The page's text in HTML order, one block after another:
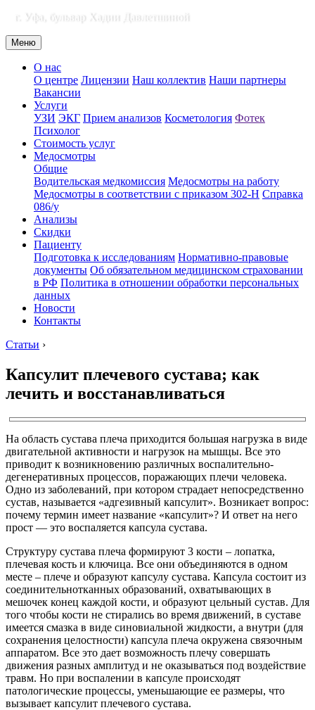
г. Уфа, бульвар Хадии Давлетшиной
Меню
О нас
О центре Лицензии Наш коллектив Наши партнеры
Вакансии
Услуги
УЗИ ЭКГ Прием анализов Косметология Фотек
Психолог
Стоимость услуг
Медосмотры
Общие
Водительская медкомиссия Медосмотры на работу
Медосмотры в соответствии с приказом 302-Н Справка
086/у
Анализы
Скидки
Пациенту
Подготовка к исследованиям Нормативно-правовые
документы Об обязательном медицинском страховании
в РФ Политика в отношении обработки персональных
данных
Новости
Контакты
Статьи ›
Капсулит плечевого сустава; как
лечить и восстанавливаться
На область сустава плеча приходится большая нагрузка в виде
двигательной активности и нагрузок на мышцы. Все это
приводит к возникновению различных воспалительно-
дегенеративных процессов, поражающих плечи человека.
Одно из заболеваний, при котором страдает непосредственно
сустав, называется «адгезивный капсулит». Возникает вопрос:
почему термин имеет название «капсулит»? И ответ на него
прост — это воспаляется капсула сустава.
Структуру сустава плеча формируют 3 кости – лопатка,
плечевая кость и ключица. Все они объединяются в одном
месте – плече и образуют капсулу сустава. Капсула состоит из
соединительнотканных образований, охватывающих в
мешочек конец каждой кости, и образуют цельный сустав. Для
того чтобы кости не стирались во время движений, в суставе
имеется смазка в виде синовиальной жидкости, а внутри (для
сохранения целостности) капсула плеча окружена связочным
аппаратом. Все это дает возможность плечу совершать
движения разных амплитуд и не оказываться под воздействие
травм. Но при воспалении в капсуле происходят
патологические процессы, уменьшающие ее размеры, что
вызывает капсулит плечевого сустава.